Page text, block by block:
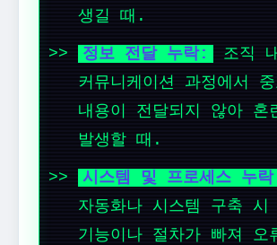
생길 때.
정보 전달 누락:
조직 내
커뮤니케이션 과정에서
내용이 전달되지 않아 혼
발생할 때.
시스템 및 프로세스 누
자동화나 시스템 구축 시
기능이나 절차가 빠져 오